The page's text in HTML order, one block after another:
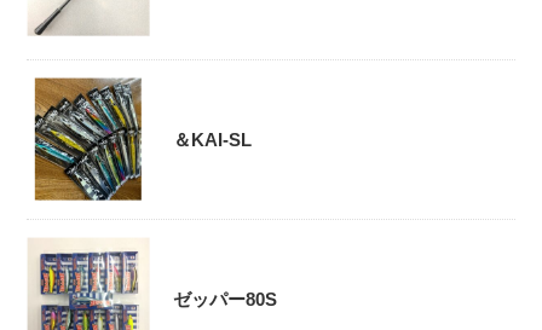
＆KAI-SL
ゼッパー80S